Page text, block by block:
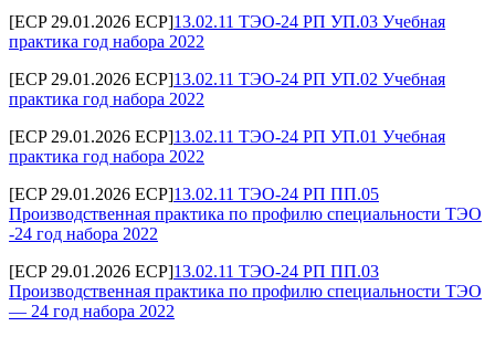
[ECP 29.01.2026 ECP]13.02.11 ТЭО-24 РП УП.03 Учебная
практика год набора 2022
[ECP 29.01.2026 ECP]13.02.11 ТЭО-24 РП УП.02 Учебная
практика год набора 2022
[ECP 29.01.2026 ECP]13.02.11 ТЭО-24 РП УП.01 Учебная
практика год набора 2022
[ECP 29.01.2026 ECP]13.02.11 ТЭО-24 РП ПП.05
Производственная практика по профилю специальности ТЭО
-24 год набора 2022
[ECP 29.01.2026 ECP]13.02.11 ТЭО-24 РП ПП.03
Производственная практика по профилю специальности ТЭО
— 24 год набора 2022